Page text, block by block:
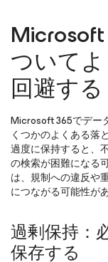
ついて
回避する
Microsoft 365でデー
くつかのよくある落
過度に保持すると、
の検索が困難になる
は、規制への違反や
につながる可能性が
過剰保持：
保存する